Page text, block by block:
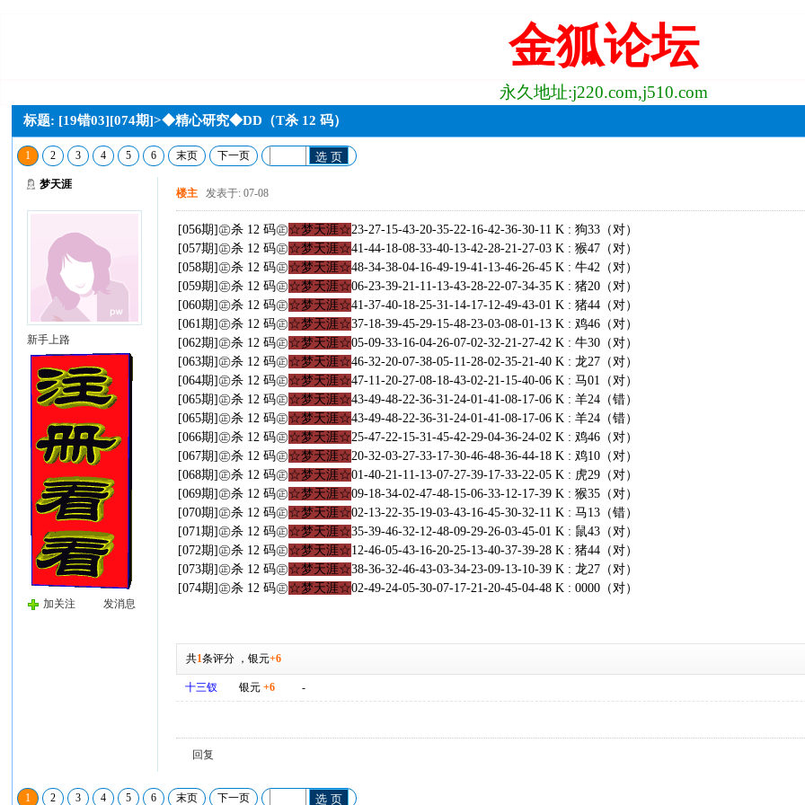
金狐论坛
永久地址:j220.com,j510.com
标题: [19错03][074期]>◆精心研究◆DD（T杀 12 码）
1 2 3 4 5 6 末页 下一页 选 页
梦天涯
新手上路
加关注 发消息
楼主 发表于: 07-08
[056期]㊣杀 12 码㊣☆梦天涯☆23-27-15-43-20-35-22-16-42-36-30-11 K : 狗33（对）
[057期]㊣杀 12 码㊣☆梦天涯☆41-44-18-08-33-40-13-42-28-21-27-03 K : 猴47（对）
[058期]㊣杀 12 码㊣☆梦天涯☆48-34-38-04-16-49-19-41-13-46-26-45 K : 牛42（对）
[059期]㊣杀 12 码㊣☆梦天涯☆06-23-39-21-11-13-43-28-22-07-34-35 K : 猪20（对）
[060期]㊣杀 12 码㊣☆梦天涯☆41-37-40-18-25-31-14-17-12-49-43-01 K : 猪44（对）
[061期]㊣杀 12 码㊣☆梦天涯☆37-18-39-45-29-15-48-23-03-08-01-13 K : 鸡46（对）
[062期]㊣杀 12 码㊣☆梦天涯☆05-09-33-16-04-26-07-02-32-21-27-42 K : 牛30（对）
[063期]㊣杀 12 码㊣☆梦天涯☆46-32-20-07-38-05-11-28-02-35-21-40 K : 龙27（对）
[064期]㊣杀 12 码㊣☆梦天涯☆47-11-20-27-08-18-43-02-21-15-40-06 K : 马01（对）
[065期]㊣杀 12 码㊣☆梦天涯☆43-49-48-22-36-31-24-01-41-08-17-06 K : 羊24（错）
[065期]㊣杀 12 码㊣☆梦天涯☆43-49-48-22-36-31-24-01-41-08-17-06 K : 羊24（错）
[066期]㊣杀 12 码㊣☆梦天涯☆25-47-22-15-31-45-42-29-04-36-24-02 K : 鸡46（对）
[067期]㊣杀 12 码㊣☆梦天涯☆20-32-03-27-33-17-30-46-48-36-44-18 K : 鸡10（对）
[068期]㊣杀 12 码㊣☆梦天涯☆01-40-21-11-13-07-27-39-17-33-22-05 K : 虎29（对）
[069期]㊣杀 12 码㊣☆梦天涯☆09-18-34-02-47-48-15-06-33-12-17-39 K : 猴35（对）
[070期]㊣杀 12 码㊣☆梦天涯☆02-13-22-35-19-03-43-16-45-30-32-11 K : 马13（错）
[071期]㊣杀 12 码㊣☆梦天涯☆35-39-46-32-12-48-09-29-26-03-45-01 K : 鼠43（对）
[072期]㊣杀 12 码㊣☆梦天涯☆12-46-05-43-16-20-25-13-40-37-39-28 K : 猪44（对）
[073期]㊣杀 12 码㊣☆梦天涯☆38-36-32-46-43-03-34-23-09-13-10-39 K : 龙27（对）
[074期]㊣杀 12 码㊣☆梦天涯☆02-49-24-05-30-07-17-21-20-45-04-48 K : 0000（对）
共1条评分 ，银元+6
十三钗 银元+6 -
回复
1 2 3 4 5 6 末页 下一页 选 页